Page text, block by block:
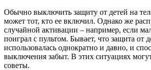
Обычно выключить защиту от детей на
может тот, кто ее включил. Однако же
случайной активации – например, если
поиграл с пультом. Бывает, что защита от
использовалась однократно и давно, и
выключения забыт. В этих ситуациях
советы.